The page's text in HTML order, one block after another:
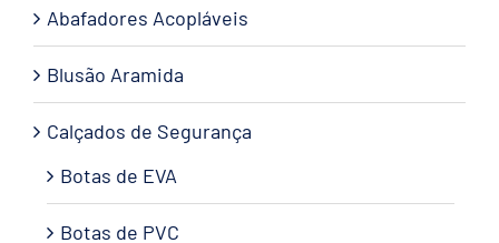
Abafadores Acopláveis
Blusão Aramida
Calçados de Segurança
Botas de EVA
Botas de PVC